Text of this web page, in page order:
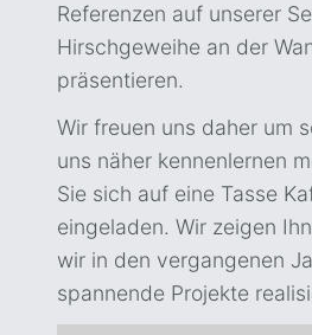
Referenzen auf unserer
Hirschgeweihe an der
präsentieren.
Wir freuen uns daher um
uns näher kennenlernen
Sie sich auf eine Tasse
eingeladen. Wir zeigen
wir in den vergangenen
spannende Projekte